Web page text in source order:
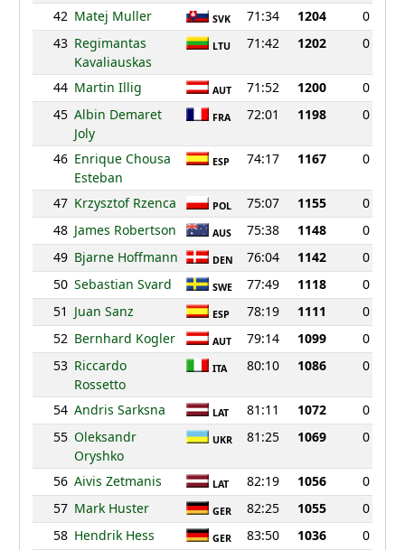
42 Matej Muller SVK 71:34 1204
0
43 Regimantas
Kavaliauskas
LTU 71:42 1202 0
44 Martin Illig AUT 71:52 1200
0
45 Albin Demaret
Joly
FRA 72:01 1198 0
46 Enrique Chousa
Esteban
ESP 74:17 1167 0
47 Krzysztof Rzenca POL 75:07 1155
0
48 James Robertson AUS 75:38 1148
0
49 Bjarne Hoffmann DEN 76:04 1142
0
50 Sebastian Svard SWE 77:49 1118
0
51 Juan Sanz ESP 78:19 1111
0
52 Bernhard Kogler AUT 79:14 1099
0
53 Riccardo
Rossetto
ITA 80:10 1086 0
54 Andris Sarksna LAT 81:11 1072
0
55 Oleksandr
Oryshko
UKR 81:25 1069 0
56 Aivis Zetmanis LAT 82:19 1056
0
57 Mark Huster GER 82:25 1055
0
58 Hendrik Hess GER 83:50 1036 0